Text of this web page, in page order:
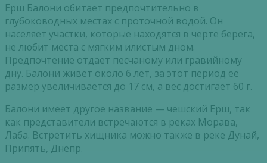
Ерш Балони обитает предпочтительно в
глубоководных местах с проточной водой. Он
населяет участки, которые находятся в черте берега,
не любит места с мягким илистым дном.
Предпочтение отдает песчаному или гравийному
дну. Балони живёт около 6 лет, за этот период её
размер увеличивается до 17 см, а вес достигает 60 г.
Балони имеет другое название — чешский Ерш, так
как представители встречаются в реках Морава,
Лаба. Встретить хищника можно также в реке Дунай,
Припять, Днепр.